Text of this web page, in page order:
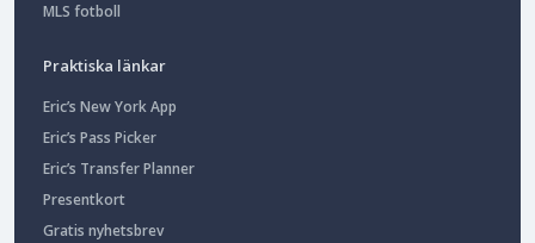
MLS fotboll
Praktiska länkar
Eric’s New York App
Eric’s Pass Picker
Eric’s Transfer Planner
Presentkort
Gratis nyhetsbrev